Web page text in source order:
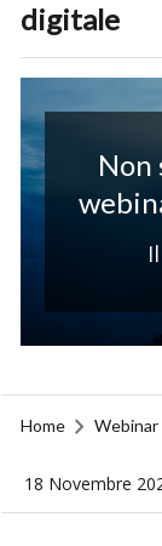
digitale
Non
Home Webinar
18 Novembre